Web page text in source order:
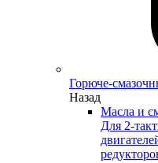
Горюче-
Назад
Масла и
Для 2-